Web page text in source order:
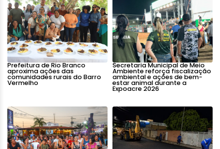
Prefeitura de Rio Branco
aproxima ações das
comunidades rurais do Barro
Vermelho
Secretaria Municipal de Meio
Ambiente reforça fiscalização
ambiental e ações de bem-
estar animal durante a
Expoacre 2026